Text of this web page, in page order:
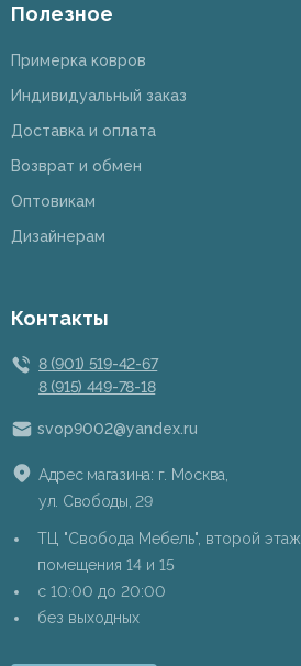
Полезное
Примерка ковров
Индивидуальный заказ
Доставка и оплата
Возврат и обмен
Оптовикам
Дизайнерам
Контакты
8 (901) 519-42-67
8 (915) 449-78-18
svop9002@yandex.ru
Адрес магазина: г. Москва,
ул. Свободы, 29
ТЦ "Свобода Мебель", второй этаж,
помещения 14 и 15
c 10:00 до 20:00
без выходных